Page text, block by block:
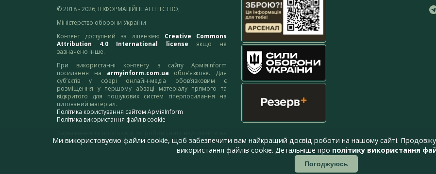
© 2018 - 2026, ІНФОРМАЦІЙНЕ АГЕНТСТВО,
Міністерство оборони України
Контент доступний за ліцензією Creative Commons
Attribution 4.0 International license якщо не
зазначено інше.
При використанні контенту з сайту АрміяInform
посилання на armyinform.com.ua обов’язкове. Для
суб’єктів у сфері онлайн-медіа обов’язковим є
розміщення у першому абзаці матеріалу прямого та
відкритого для пошукових систем гіперпосилання на
цитований матеріал.
Політика користування сайтом АрміяInform
Політика використання файлів cookie
адресу:webmaster@armyinform.com.ua
Ми використовуємо файли cookie, щоб забезпечити вам найкращий досвід роботи на нашому сайті.
використання файлів cookie. Детальніше про політику використання
Погоджуюсь